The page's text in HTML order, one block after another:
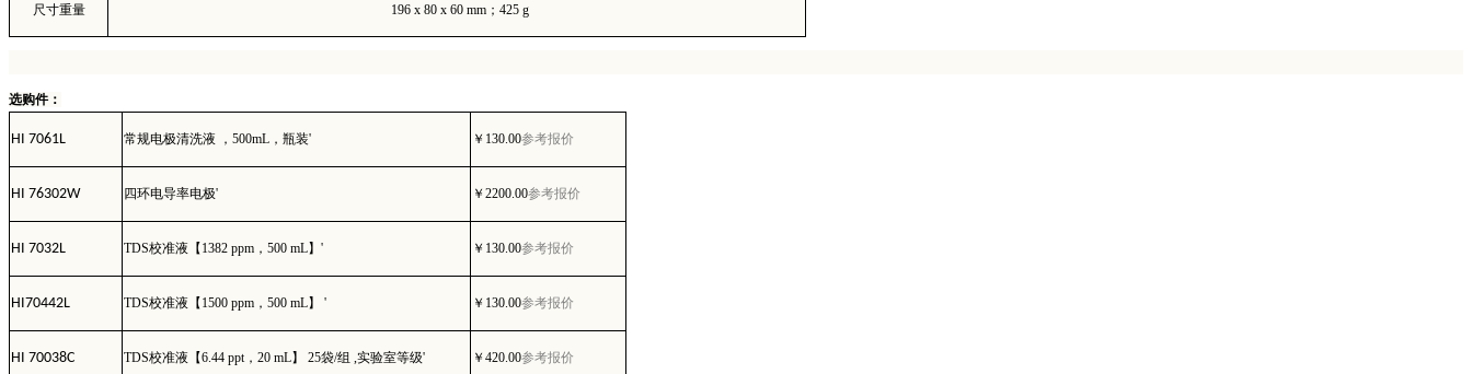
尺寸重量 196 x 80 x 60 mm ； 425 g
选购件：
HI 7061L 常规电极清洗液 ， 500mL ，瓶装' ￥ 130.00参考报价
HI 76302W 四环电导率电极' ￥ 2200.00参考报价
HI 7032L TDS校准液【1382 ppm ， 500 mL】 ' ￥ 130.00参考报价
HI70442L TDS校准液【1500 ppm ， 500 mL】 ' ￥ 130.00参考报价
HI 70038C TDS校准液【6.44 ppt ， 20 mL】 25袋/组 实验室等级' ￥ 420.00参考报价